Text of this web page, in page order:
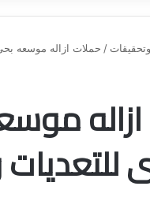
/ حملات ازاله موسعه